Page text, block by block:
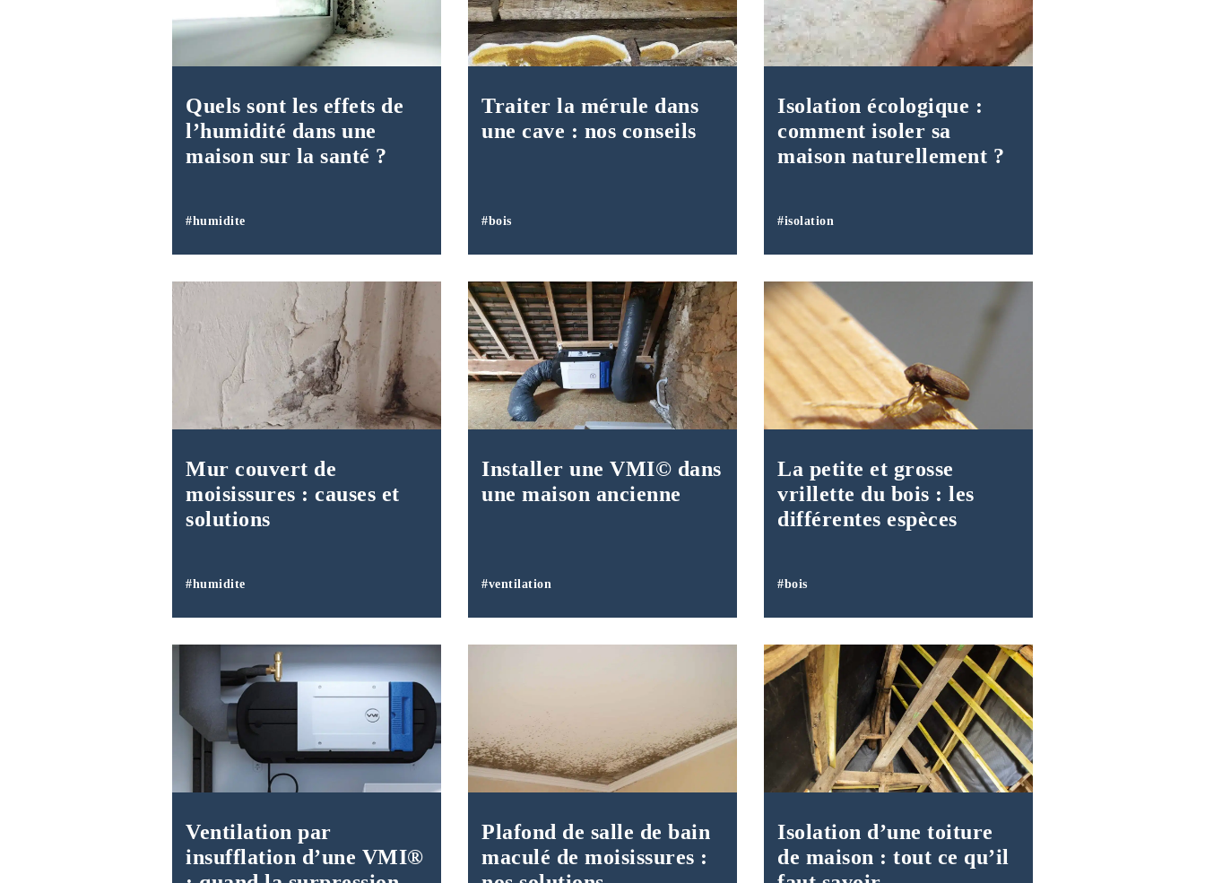
Quels sont les effets de
l’humidité dans une
maison sur la santé ?
#humidite
Traiter la mérule dans
une cave : nos conseils
#bois
Isolation écologique :
comment isoler sa
maison naturellement ?
#isolation
Mur couvert de
moisissures : causes et
solutions
#humidite
Installer une VMI© dans
une maison ancienne
#ventilation
La petite et grosse
vrillette du bois : les
différentes espèces
#bois
Ventilation par
insufflation d’une VMI®
Plafond de salle de bain
maculé de moisissures :
Isolation d’une toiture
de maison : tout ce qu’il